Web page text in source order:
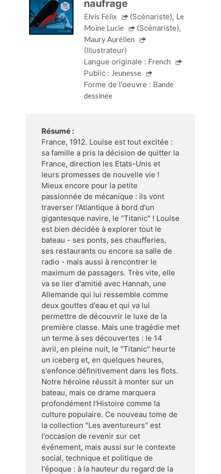
naufrage
Elvis Félix (Scénariste), Le
Moine Lucie
(Scénariste),
Maury Aurélien
(Illustrateur)
Langue originale : French
Public : Jeunesse
Forme de l'oeuvre : Bande
dessinée
Résumé :
France, 1912. Louise est tout excitée :
sa famille a pris la décision de quitter la
France, direction les Etats-Unis et
leurs promesses de nouvelle vie !
Mieux encore pour la petite
passionnée de mécanique : ils vont
traverser l'Atlantique à bord d'un
gigantesque navire, le "Titanic" ! Louise
est bien décidée à explorer tout le
bateau - ses ponts, ses chaufferies,
ses restaurants ou encore sa salle de
radio - mais aussi à rencontrer le
maximum de passagers. Très vite, elle
va se lier d'amitié avec Hannah, une
Allemande qui lui ressemble comme
deux gouttes d'eau et qui va lui
permettre de découvrir le luxe de la
première classe. Mais une tragédie met
un terme à ses découvertes : le 14
avril, en pleine nuit, le "Titanic" heurte
un iceberg et, en quelques heures,
s'enfonce définitivement dans les flots.
Notre héroïne réussit à monter sur un
bateau, mais ce drame marquera
profondément l'Histoire comme la
culture populaire. Ce nouveau tome de
la collection "Les aventureurs" est
l'occasion de revenir sur cet
événement, mais aussi sur le contexte
social, technique et politique de
l'époque : à la hauteur du regard de la